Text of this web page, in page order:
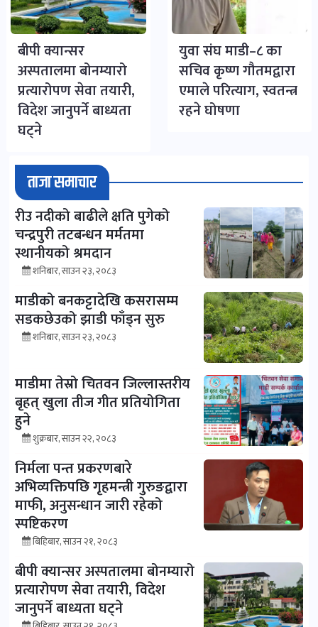
बीपी क्यान्सर
अस्पतालमा बोनम्यारो
प्रत्यारोपण सेवा तयारी,
विदेश जानुपर्ने बाध्यता
घट्ने
युवा संघ माडी–८ का
सचिव कृष्ण गौतमद्वारा
एमाले परित्याग, स्वतन्त्र
रहने घोषणा
ताजा समाचार
रीउ नदीको बाढीले क्षति पुगेको
चन्द्रपुरी तटबन्धन मर्मतमा
स्थानीयको श्रमदान
शनिबार, साउन २३, २०८३
माडीको बनकट्टादेखि कसरासम्म
सडकछेउको झाडी फाँड्न सुरु
शनिबार, साउन २३, २०८३
माडीमा तेस्रो चितवन जिल्लास्तरीय
बृहत् खुला तीज गीत प्रतियोगिता
हुने
शुक्रबार, साउन २२, २०८३
निर्मला पन्त प्रकरणबारे
अभिव्यक्तिपछि गृहमन्त्री गुरुङद्वारा
माफी, अनुसन्धान जारी रहेको
स्पष्टिकरण
बिहिबार, साउन २१, २०८३
बीपी क्यान्सर अस्पतालमा बोनम्यारो
प्रत्यारोपण सेवा तयारी, विदेश
जानुपर्ने बाध्यता घट्ने